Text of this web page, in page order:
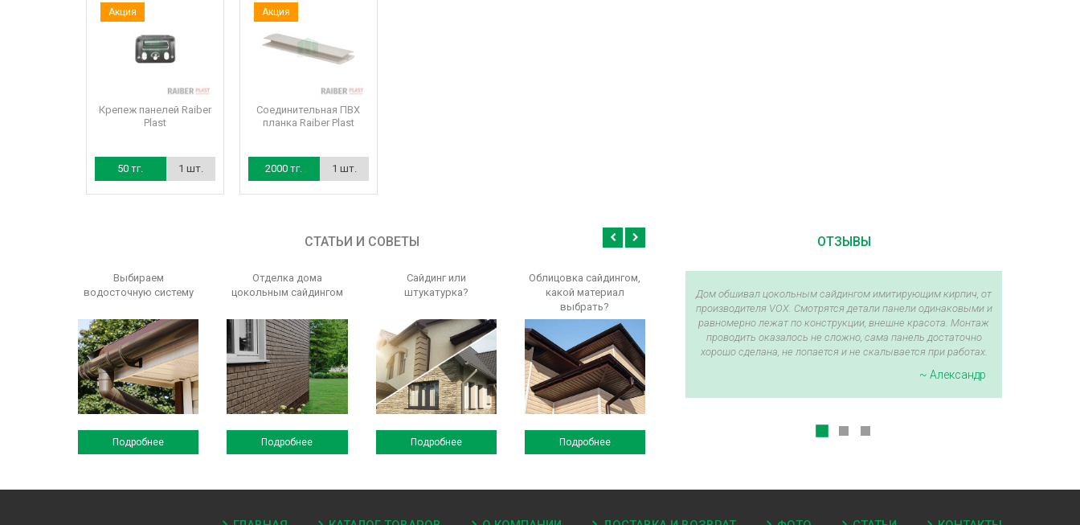
Крепеж панелей Raiber
Plast
50 тг. 1 шт.
Соединительная ПВХ
планка Raiber Plast
2000 тг. 1 шт.
СТАТЬИ И СОВЕТЫ
Выбираем
водосточную систему
Подробнее
Отделка дома
цокольным сайдингом
Подробнее
Сайдинг или
штукатурка?
Подробнее
Облицовка сайдингом,
какой материал
выбрать?
Подробнее
ОТЗЫВЫ
Дом обшивал цокольным сайдингом имитирующим кирпич, от
производителя VOX. Смотрятся детали панели одинаковыми и
равномерно лежат по конструкции, внешне красота. Монтаж
проводить оказалось не сложно, сама панель достаточно
хорошо сделана, не лопается и не скалывается при работах.
~ Александр